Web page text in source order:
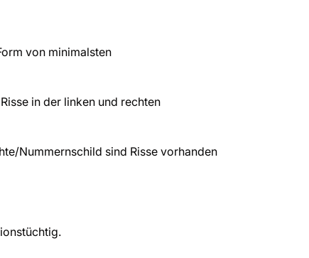
von minimalsten
in der linken und rechten
Nummernschild sind Risse vorhanden